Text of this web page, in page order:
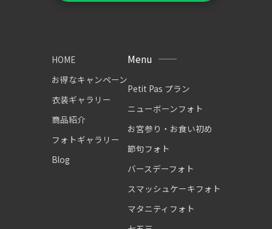
HOME
お得なキャンペーン
衣装ギャラリー
商品紹介
フォトギャラリー
Blog
Menu
Petit Pas プラン
ニューボーンフォト
お宮参り・お食い初め
節句フォト
バースデーフォト
スマッシュケーキフォト
マタニティフォト